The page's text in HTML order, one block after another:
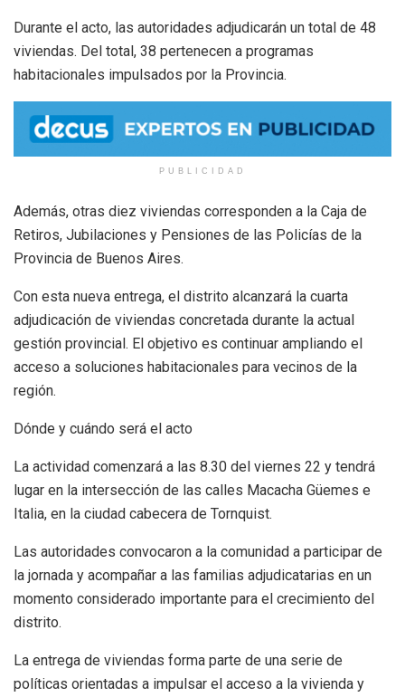
Durante el acto, las autoridades adjudicarán un total de 48
viviendas. Del total, 38 pertenecen a programas
habitacionales impulsados por la Provincia.
PUBLICIDAD
Además, otras diez viviendas corresponden a la Caja de
Retiros, Jubilaciones y Pensiones de las Policías de la
Provincia de Buenos Aires.
Con esta nueva entrega, el distrito alcanzará la cuarta
adjudicación de viviendas concretada durante la actual
gestión provincial. El objetivo es continuar ampliando el
acceso a soluciones habitacionales para vecinos de la
región.
Dónde y cuándo será el acto
La actividad comenzará a las 8.30 del viernes 22 y tendrá
lugar en la intersección de las calles Macacha Güemes e
Italia, en la ciudad cabecera de Tornquist.
Las autoridades convocaron a la comunidad a participar de
la jornada y acompañar a las familias adjudicatarias en un
momento considerado importante para el crecimiento del
distrito.
La entrega de viviendas forma parte de una serie de
políticas orientadas a impulsar el acceso a la vivienda y